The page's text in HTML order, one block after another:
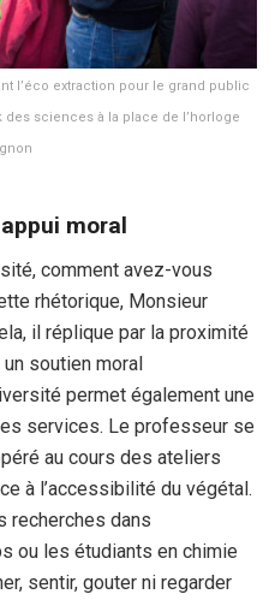
l’éco extraction pour le grand public
sciences à la place de l’horloge
appui moral
comment avez-vous
rhétorique, Monsieur
il réplique par la proximité
soutien moral
permet également une
services. Le professeur se
au cours des ateliers
à l’accessibilité du végétal.
recherches dans
ou les étudiants en chimie
sentir, gouter ni regarder